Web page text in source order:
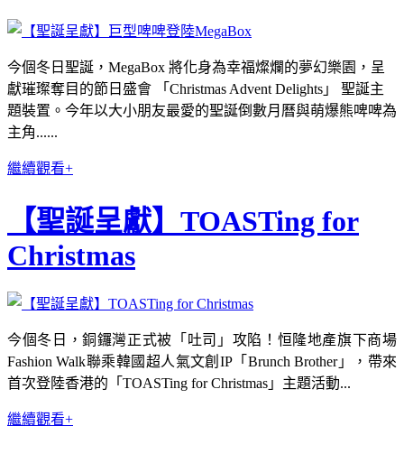
今個冬日聖誕，MegaBox 將化身為幸福燦爛的夢幻樂園，呈
獻璀璨奪目的節日盛會 「Christmas Advent Delights」 聖誕主
題裝置。今年以大小朋友最愛的聖誕倒數月曆與萌爆熊啤啤為
主角......
繼續觀看+
【聖誕呈獻】TOASTing for
Christmas
今個冬日，銅鑼灣正式被「吐司」攻陷！恒隆地產旗下商場
Fashion Walk聯乘韓國超人氣文創IP「Brunch Brother」，帶來
首次登陸香港的「TOASTing for Christmas」主題活動...
繼續觀看+